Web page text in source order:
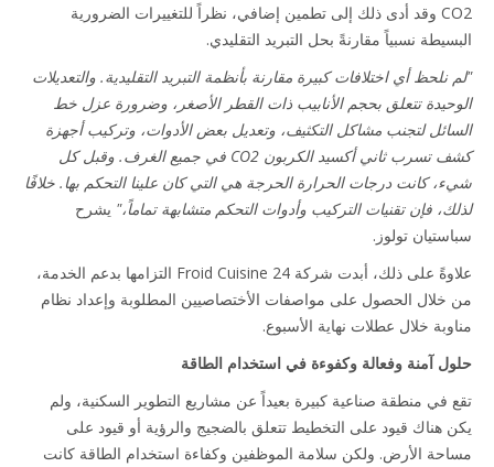
CO2 وقد أدى ذلك إلى تطمين إضافي، نظراً للتغييرات الضرورية
نسبياً مقارنةً بحل التبريد التقليدي.
أي اختلافات كبيرة مقارنة بأنظمة التبريد التقليدية. والتعديلات
تتعلق بحجم الأنابيب ذات القطر الأصغر، وضرورة عزل خط
لتجنب مشاكل التكثيف، وتعديل بعض الأدوات، وتركيب أجهزة
كشف تسرب ثاني أكسيد الكربون CO2 في جميع الغرف. وقبل كل
كانت درجات الحرارة الحرجة هي التي كان علينا التحكم بها. خلافًا
فإن تقنيات التركيب وأدوات التحكم متشابهة تماماً،"يشرح
تولوز.
علاوةً على ذلك، أبدت شركة Froid Cuisine 24 التزامها بدعم الخدمة،
الحصول على مواصفات الأختصاصيين المطلوبة وإعداد نظام
خلال عطلات نهاية الأسبوع.
آمنة وفعالة وكفوءة في استخدام الطاقة
في منطقة صناعية كبيرة بعيداً عن مشاريع التطوير السكنية، ولم
هناك قيود على التخطيط تتعلق بالضجيج والرؤية أو قيود على
الأرض. ولكن سلامة الموظفين وكفاءة استخدام الطاقة كانت